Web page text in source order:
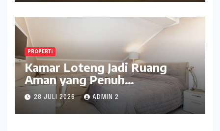
PROPERTI
Kamar Loteng Jadi Ruang
Aman yang Penuh
Kepribadian di Dalam Rumah
28 JULI 2026 ADMIN 2